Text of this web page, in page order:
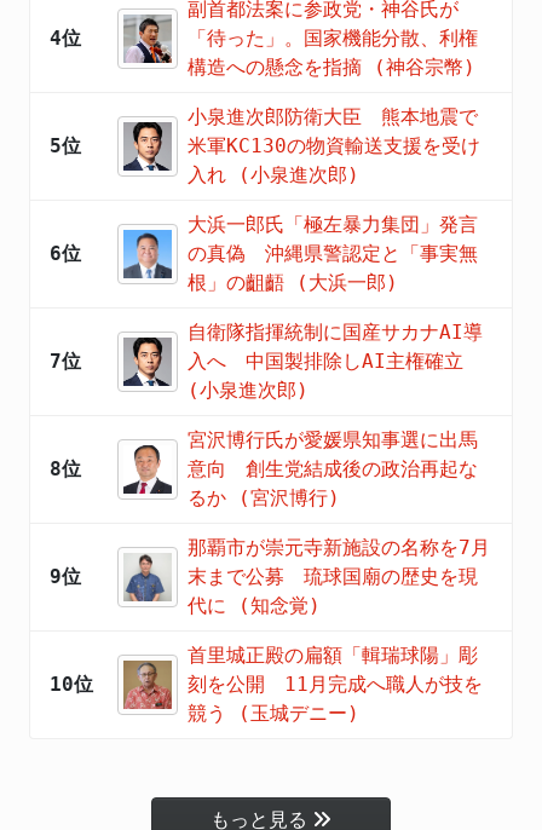
4位
副首都法案に参政党・神谷氏が
「待った」。国家機能分散、利権
構造への懸念を指摘 (神谷宗幣)
5位
小泉進次郎防衛大臣 熊本地震で
米軍KC130の物資輸送支援を受け
入れ (小泉進次郎)
6位
大浜一郎氏「極左暴力集団」発言
の真偽 沖縄県警認定と「事実無
根」の齟齬 (大浜一郎)
7位
自衛隊指揮統制に国産サカナAI導
入へ 中国製排除しAI主権確立
(小泉進次郎)
8位
宮沢博行氏が愛媛県知事選に出馬
意向 創生党結成後の政治再起な
るか (宮沢博行)
9位
那覇市が崇元寺新施設の名称を7月
末まで公募 琉球国廟の歴史を現
代に (知念覚)
10位
首里城正殿の扁額「輯瑞球陽」彫
刻を公開 11月完成へ職人が技を
競う (玉城デニー)
もっと見る